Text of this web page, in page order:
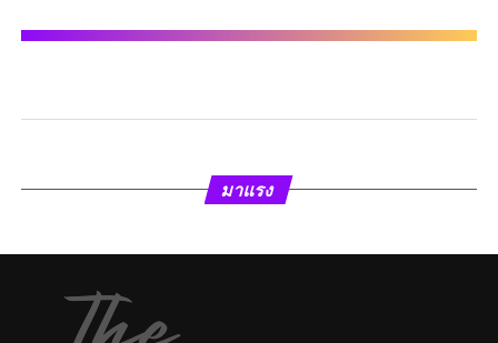
มาแรง